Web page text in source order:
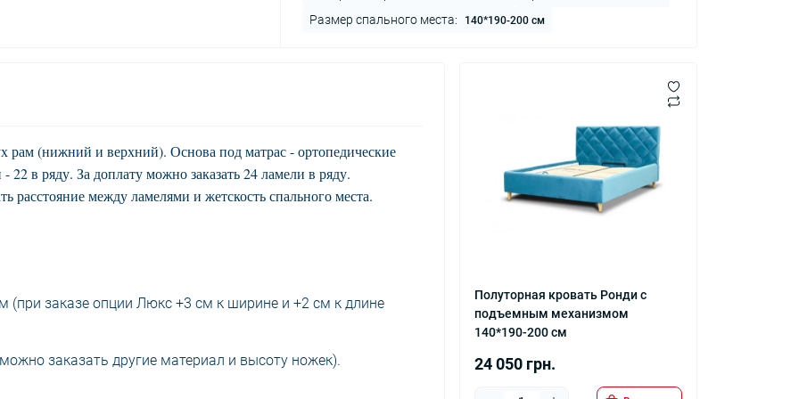
Размер спального места: 140*190-200 см
Полуторная кровать Ронди с
подъемным механизмом
140*190-200 см
24 050 грн.
рам (нижний и верхний). Основа под матрас - ортопедические
22 в ряду. За доплату можно заказать 24 ламели в ряду.
расстояние между ламелями и жетскость спального места.
заказе опции Люкс +3 см к ширине и +2 см к длине
заказать другие материал и высоту ножек).